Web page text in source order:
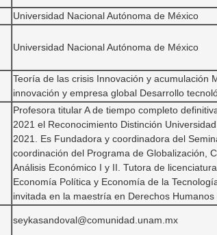
Universidad Nacional Autónoma de México
Universidad Nacional Autónoma de México
Teoría de las crisis Innovación y acumulación
innovación y empresa global Desarrollo
Profesora titular A de tiempo completo
2021 el Reconocimiento Distinción
2021. Es Fundadora y coordinadora del
coordinación del Programa de Globalización,
Análisis Económico I y II. Tutora de
Economía Política y Economía de la
invitada en la maestría en Derechos Humanos
seykasandoval@comunidad.unam.mx